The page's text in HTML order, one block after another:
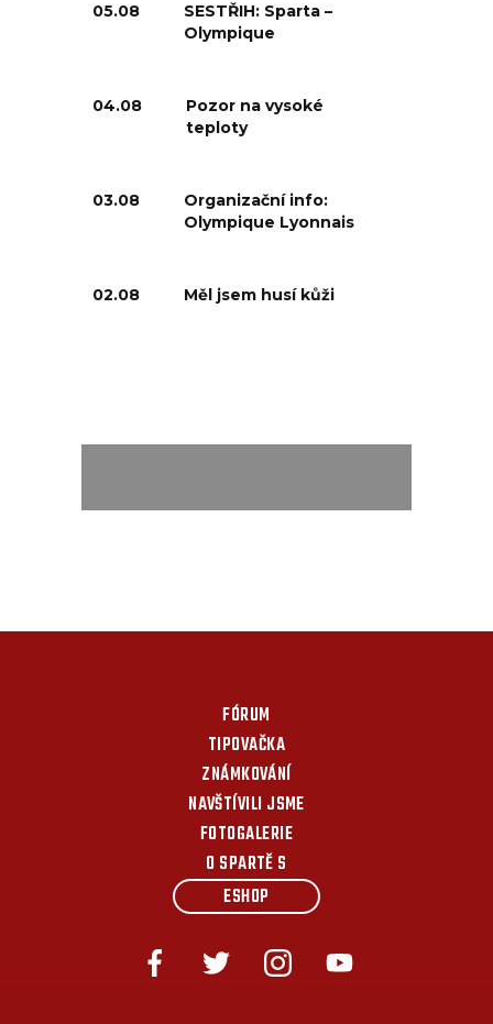
05.08
SESTŘIH: Sparta –
Olympique
04.08
Pozor na vysoké
teploty
03.08
Organizační info:
Olympique Lyonnais
02.08 Měl jsem husí kůži
FÓRUM
TIPOVAČKA
ZNÁMKOVÁNÍ
NAVŠTÍVILI JSME
FOTOGALERIE
O SPARTĚ S
ESHOP